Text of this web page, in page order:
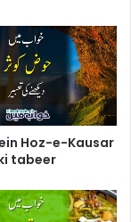
Hoz-e-Kausar
tabeer